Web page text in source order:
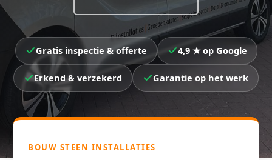
Gratis inspectie & offerte 4,9 ★ op Google
Erkend & verzekerd Garantie op het werk
BOUW STEEN INSTALLATIES